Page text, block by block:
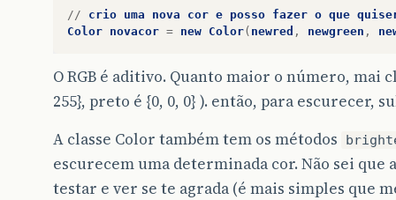
// crio uma nova cor e posso fazer o que
Color novacor = new Color( newred , newgreen ,
O RGB é aditivo. Quanto maior o número, mai
255}, preto é {0, 0, 0} ). então, para escurecer,
A classe Color também tem os métodos
escurecem uma determinada cor. Não sei que
testar e ver se te agrada (é mais simples que